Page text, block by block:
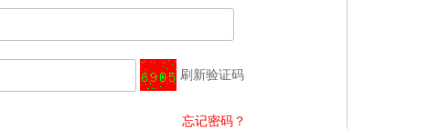
刷新验证码
忘记密码？